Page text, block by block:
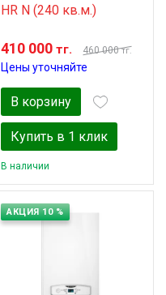
HR N (240 кв.м.)
410 000тг. 460 000тг.
Цены уточняйте
В корзину
Купить в 1 клик
В наличии
АКЦИЯ 10 %